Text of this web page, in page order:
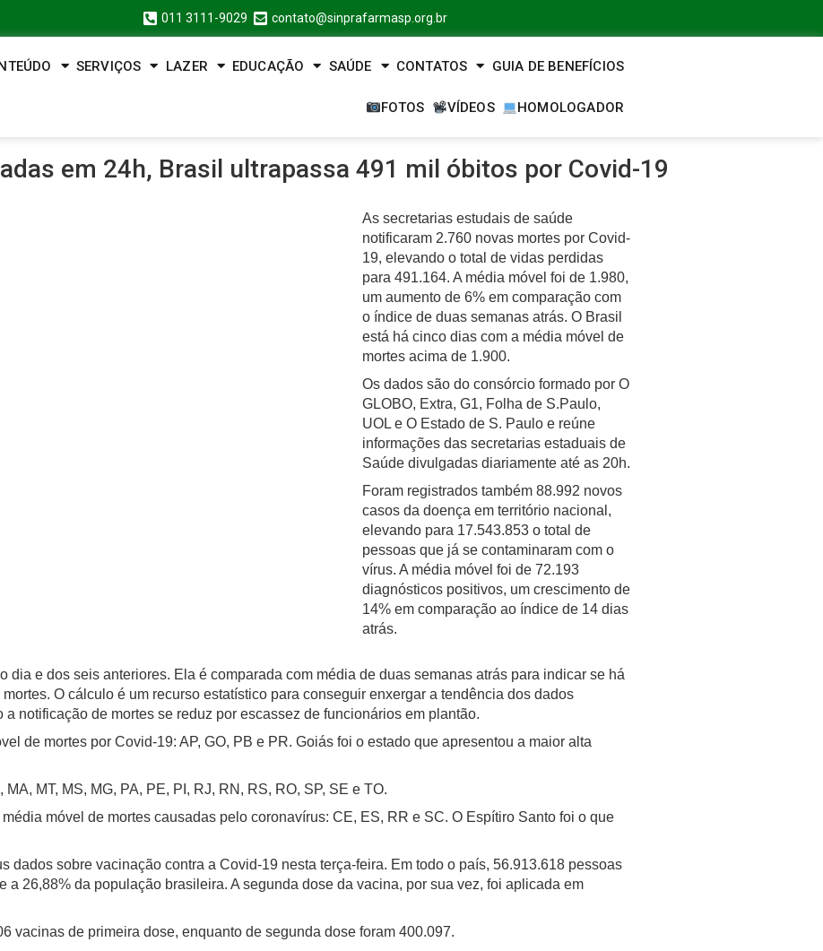
011 3111-9029 contato@sinprafarmasp.org.br
SERVIÇOS LAZER EDUCAÇÃO SAÚDE CONTATOS GUIA DE BENEFÍCIOS
FOTOS VÍDEOS HOMOLOGADOR
em 24h, Brasil ultrapassa 491 mil óbitos por Covid-19
As secretarias estudais de saúde
notificaram 2.760 novas mortes por Covid-
19, elevando o total de vidas perdidas
para 491.164. A média móvel foi de 1.980,
um aumento de 6% em comparação com
o índice de duas semanas atrás. O Brasil
está há cinco dias com a média móvel de
mortes acima de 1.900.
Os dados são do consórcio formado por O
GLOBO, Extra, G1, Folha de S.Paulo,
UOL e O Estado de S. Paulo e reúne
informações das secretarias estaduais de
Saúde divulgadas diariamente até as 20h.
Foram registrados também 88.992 novos
casos da doença em território nacional,
elevando para 17.543.853 o total de
pessoas que já se contaminaram com o
vírus. A média móvel foi de 72.193
diagnósticos positivos, um crescimento de
14% em comparação ao índice de 14 dias
atrás.
dia e dos seis anteriores. Ela é comparada com média de duas semanas atrás para indicar se há
O cálculo é um recurso estatístico para conseguir enxergar a tendência dos dados
notificação de mortes se reduz por escassez de funcionários em plantão.
de mortes por Covid-19: AP, GO, PB e PR. Goiás foi o estado que apresentou a maior alta
MT, MS, MG, PA, PE, PI, RJ, RN, RS, RO, SP, SE e TO.
móvel de mortes causadas pelo coronavírus: CE, ES, RR e SC. O Espítiro Santo foi o que
dados sobre vacinação contra a Covid-19 nesta terça-feira. Em todo o país, 56.913.618 pessoas
26,88% da população brasileira. A segunda dose da vacina, por sua vez, foi aplicada em
vacinas de primeira dose, enquanto de segunda dose foram 400.097.